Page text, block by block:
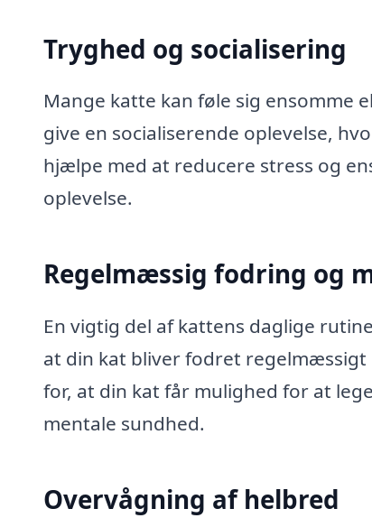
Tryghed og socialisering
Mange katte kan føle sig ensomme
give en socialiserende oplevelse,
hjælpe med at reducere stress og
oplevelse.
Regelmæssig fodring og
En vigtig del af kattens daglige
at din kat bliver fodret
for, at din kat får mulighed for at
mentale sundhed.
Overvågning af helbred